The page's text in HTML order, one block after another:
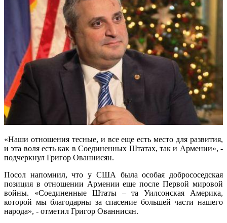
«Наши отношения тесные, и все еще есть место для развития,
и эта воля есть как в Соединенных Штатах, так и Армении», -
подчеркнул Григор Ованнисян.
Посол напомнил, что у США была особая добрососедская
позиция в отношении Армении еще после Первой мировой
войны. «Соединенные Штаты – та Уилсонская Америка,
которой мы благодарны за спасение большей части нашего
народа», - отметил Григор Ованнисян.